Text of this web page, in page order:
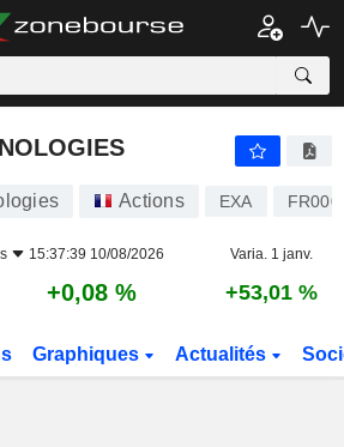
Actions EXA
15:37:39 10/08/2026 Varia. 1 janv.
+0,08 % +53,01 %
Graphiques Actualités